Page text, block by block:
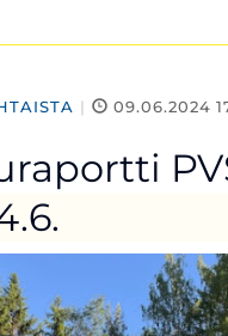
| 09.06.2024